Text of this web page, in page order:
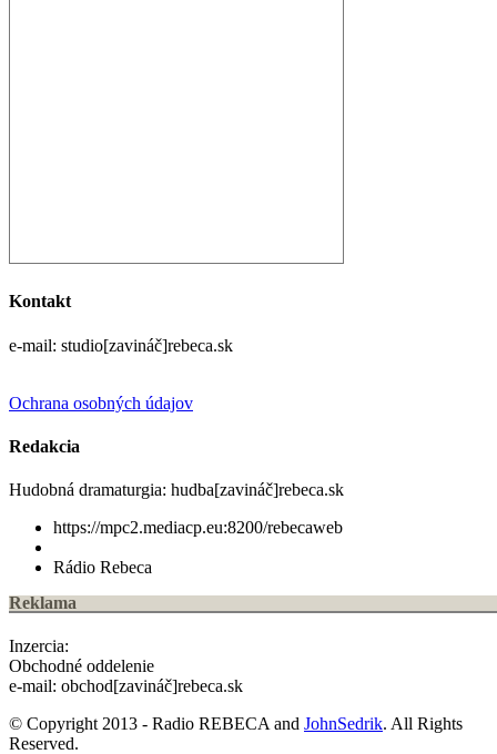
Kontakt
e-mail: studio[zavináč]rebeca.sk
Ochrana osobných údajov
Redakcia
Hudobná dramaturgia: hudba[zavináč]rebeca.sk
https://mpc2.mediacp.eu:8200/rebecaweb
Rádio Rebeca
Reklama
Inzercia:
Obchodné oddelenie
e-mail: obchod[zavináč]rebeca.sk
© Copyright 2013 - Radio REBECA and JohnSedrik. All Rights
Reserved.